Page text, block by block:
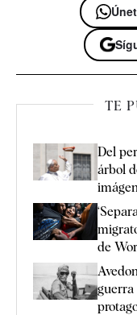
TE
Del
árbol
de
guerra